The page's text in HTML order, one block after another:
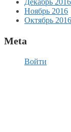
Декабрь 2016
Ноябрь 2016
Октябрь 2016
Meta
Войти